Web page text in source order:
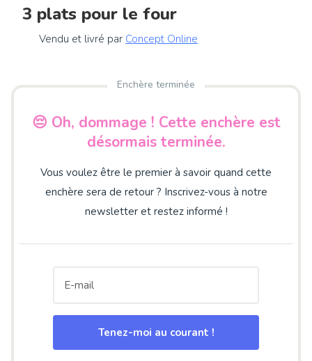
3 plats pour le four
Vendu et livré par Concept Online
Enchère terminée
😔 Oh, dommage ! Cette enchère est
désormais terminée.
Vous voulez être le premier à savoir quand cette
enchère sera de retour ? Inscrivez-vous à notre
newsletter et restez informé !
Tenez-moi au courant !